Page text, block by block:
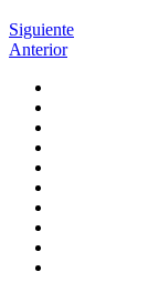
Siguiente
Anterior